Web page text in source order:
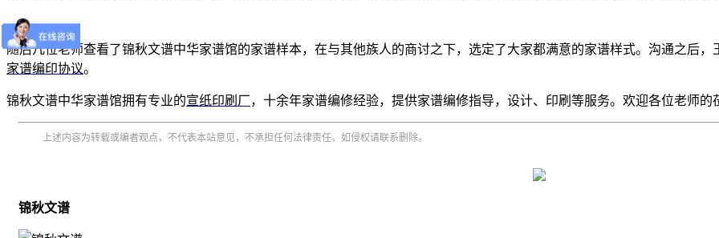
随后几位老师查看了锦秋文谱中华家谱馆的家谱样本，在与其他族人的商讨之下，选定了大家都满意的家谱样式。沟通之后
家谱编印协议。
锦秋文谱中华家谱馆拥有专业的宣纸印刷厂，十余年家谱编修经验，提供家谱编修指导，设计、印刷等服务。欢迎各位老师的
上述内容为转载或编者观点，不代表本站意见，不承担任何法律责任。如侵权请联系删除。
锦秋文谱